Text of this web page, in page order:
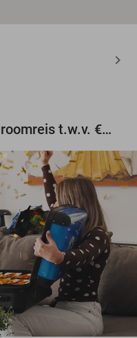
Maak gratis kans op een droomreis t.w.v. €3.000!